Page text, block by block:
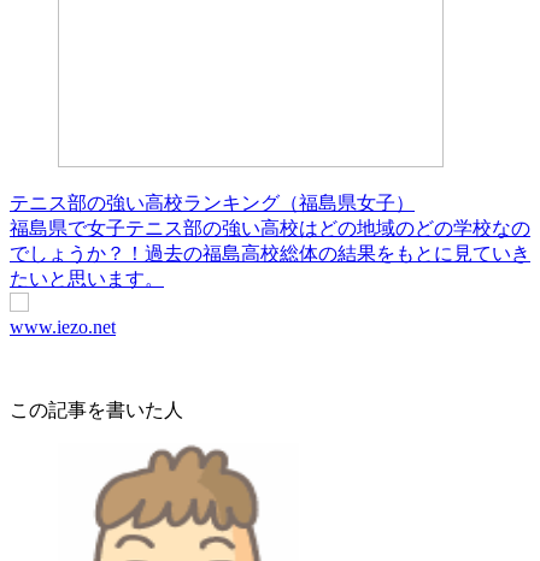
テニス部の強い高校ランキング（福島県女子）
福島県で女子テニス部の強い高校はどの地域のどの学校なの
でしょうか？！過去の福島高校総体の結果をもとに見ていき
たいと思います。
www.iezo.net
この記事を書いた人